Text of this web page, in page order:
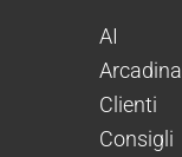
AI
Arcadina
Clienti
Consigli